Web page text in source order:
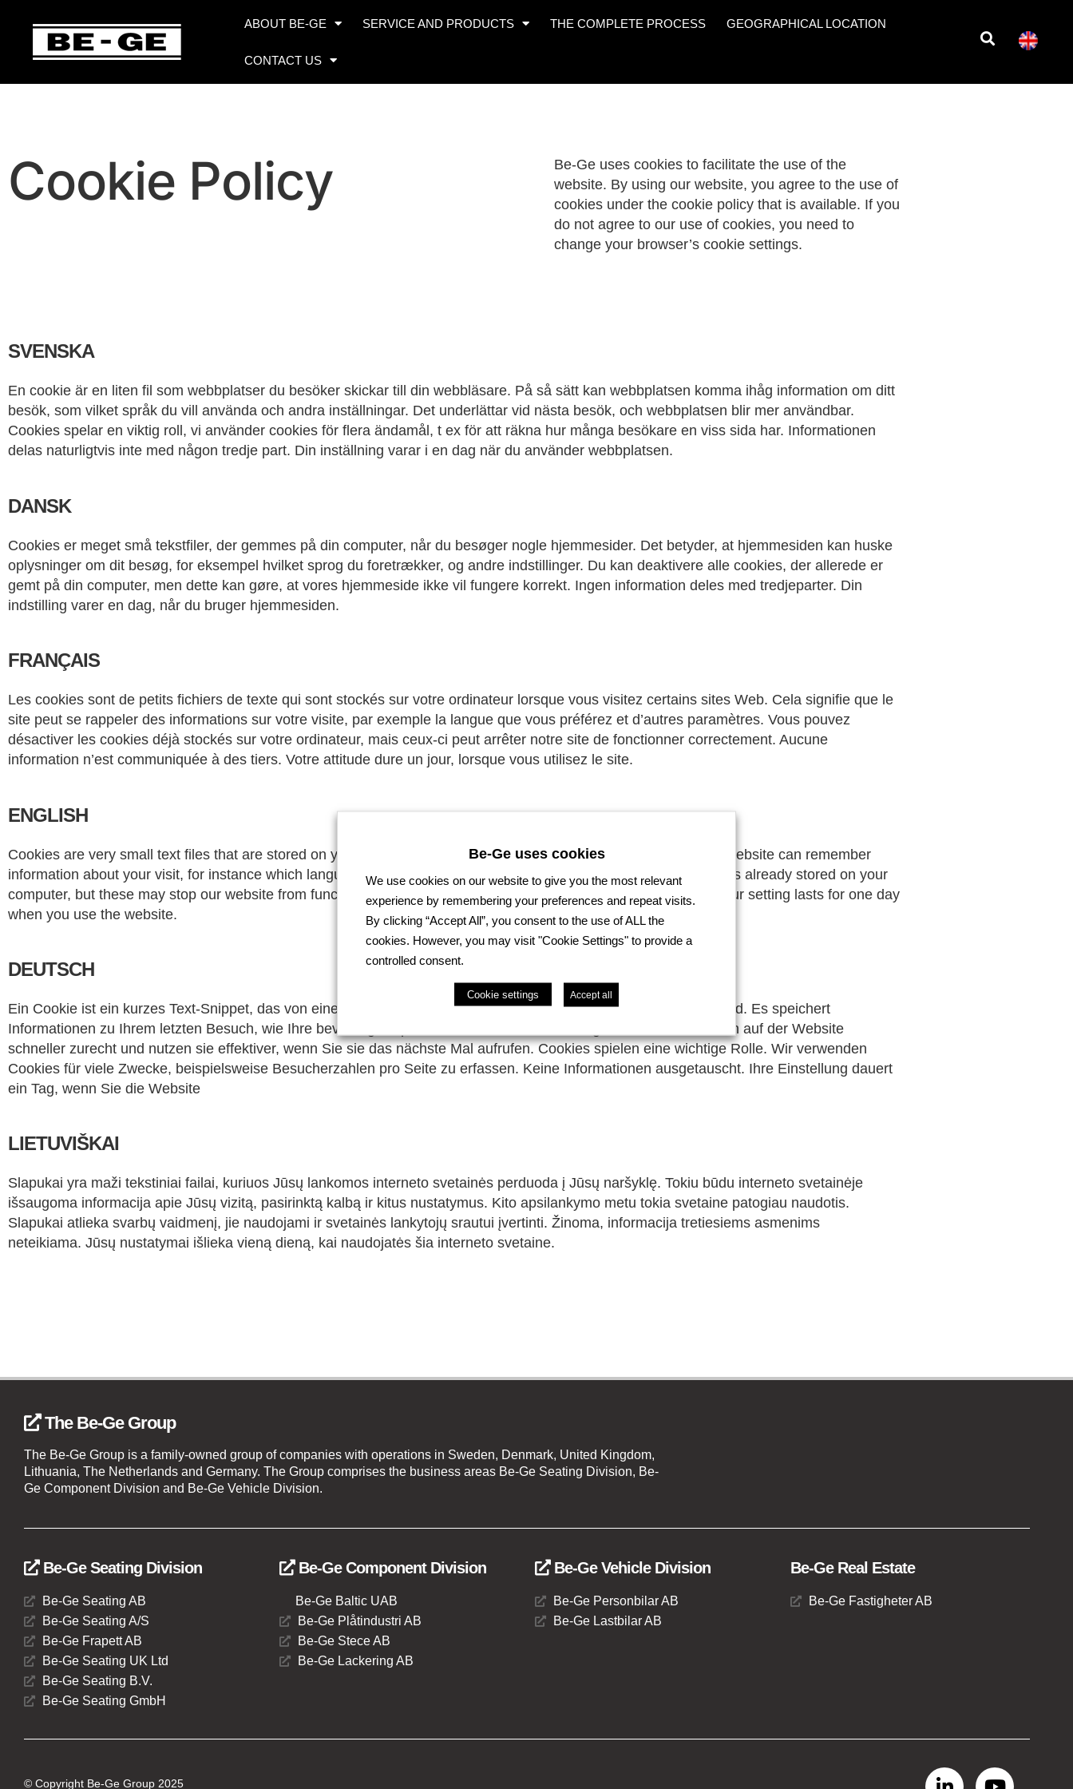
ABOUT BE-GE SERVICE AND PRODUCTS THE COMPLETE PROCESS GEOGRAPHICAL LOCATION
CONTACT US
Cookie Policy
Be-Ge uses cookies to facilitate the use of the
website. By using our website, you agree to the use of
cookies under the cookie policy that is available. If you
do not agree to our use of cookies, you need to
change your browser’s cookie settings.
SVENSKA
En cookie är en liten fil som webbplatser du besöker skickar till din webbläsare. På så sätt kan webbplatsen komma ihåg information om ditt
besök, som vilket språk du vill använda och andra inställningar. Det underlättar vid nästa besök, och webbplatsen blir mer användbar.
Cookies spelar en viktig roll, vi använder cookies för flera ändamål, t ex för att räkna hur många besökare en viss sida har. Informationen
delas naturligtvis inte med någon tredje part. Din inställning varar i en dag när du använder webbplatsen.
DANSK
Cookies er meget små tekstfiler, der gemmes på din computer, når du besøger nogle hjemmesider. Det betyder, at hjemmesiden kan huske
oplysninger om dit besøg, for eksempel hvilket sprog du foretrækker, og andre indstillinger. Du kan deaktivere alle cookies, der allerede er
gemt på din computer, men dette kan gøre, at vores hjemmeside ikke vil fungere korrekt. Ingen information deles med tredjeparter. Din
indstilling varer en dag, når du bruger hjemmesiden.
FRANÇAIS
Les cookies sont de petits fichiers de texte qui sont stockés sur votre ordinateur lorsque vous visitez certains sites Web. Cela signifie que le
site peut se rappeler des informations sur votre visite, par exemple la langue que vous préférez et d’autres paramètres. Vous pouvez
désactiver les cookies déjà stockés sur votre ordinateur, mais ceux-ci peut arrêter notre site de fonctionner correctement. Aucune
information n’est communiquée à des tiers. Votre attitude dure un jour, lorsque vous utilisez le site.
ENGLISH
Cookies are very small text files that are stored on your computer when you visit some websites. This means the website can remember
information about your visit, for instance which language you prefer and other settings. You can disable any cookies already stored on your
computer, but these may stop our website from functioning properly. No information is shared with third parties. Your setting lasts for one day
when you use the website.
DEUTSCH
Ein Cookie ist ein kurzes Text-Snippet, das von einer von Ihnen besuchten Website an Ihren Browser gesendet wird. Es speichert
Informationen zu Ihrem letzten Besuch, wie Ihre bevorzugte Sprache oder andere Einstellungen. So finden Sie sich auf der Website
schneller zurecht und nutzen sie effektiver, wenn Sie sie das nächste Mal aufrufen. Cookies spielen eine wichtige Rolle. Wir verwenden
Cookies für viele Zwecke, beispielsweise Besucherzahlen pro Seite zu erfassen. Keine Informationen ausgetauscht. Ihre Einstellung dauert
ein Tag, wenn Sie die Website
LIETUVIŠKAI
Slapukai yra maži tekstiniai failai, kuriuos Jūsų lankomos interneto svetainės perduoda į Jūsų naršyklę. Tokiu būdu interneto svetainėje
išsaugoma informacija apie Jūsų vizitą, pasirinktą kalbą ir kitus nustatymus. Kito apsilankymo metu tokia svetaine patogiau naudotis.
Slapukai atlieka svarbų vaidmenį, jie naudojami ir svetainės lankytojų srautui įvertinti. Žinoma, informacija tretiesiems asmenims
neteikiama. Jūsų nustatymai išlieka vieną dieną, kai naudojatės šia interneto svetaine.
The Be-Ge Group
The Be-Ge Group is a family-owned group of companies with operations in Sweden, Denmark, United Kingdom,
Lithuania, The Netherlands and Germany. The Group comprises the business areas Be-Ge Seating Division, Be-
Ge Component Division and Be-Ge Vehicle Division.
Be-Ge Seating Division
Be-Ge Seating AB
Be-Ge Seating A/S
Be-Ge Frapett AB
Be-Ge Seating UK Ltd
Be-Ge Seating B.V.
Be-Ge Seating GmbH
Be-Ge Component Division
Be-Ge Baltic UAB
Be-Ge Plåtindustri AB
Be-Ge Stece AB
Be-Ge Lackering AB
Be-Ge Vehicle Division
Be-Ge Personbilar AB
Be-Ge Lastbilar AB
Be-Ge Real Estate
Be-Ge Fastigheter AB
© Copyright Be-Ge Group 2025
Be-Ge uses cookies
We use cookies on our website to give you the most relevant
experience by remembering your preferences and repeat visits.
By clicking “Accept All”, you consent to the use of ALL the
cookies. However, you may visit "Cookie Settings" to provide a
controlled consent.
Cookie settings Accept all